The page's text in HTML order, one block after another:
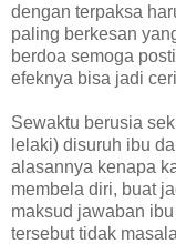
dengan terpaksa
paling berkesan
berdoa semoga
efeknya bisa jadi
Sewaktu berusia
lelaki) disuruh ibu
alasannya kenapa
membela diri, buat
maksud jawaban
tersebut tidak